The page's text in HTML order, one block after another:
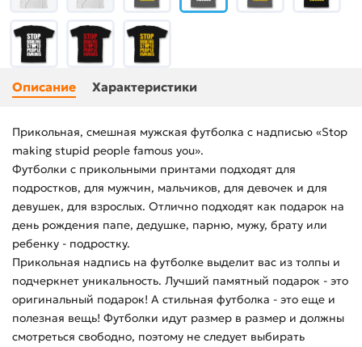
Описание Характеристики
Прикольная, смешная мужская футболка с надписью «Stop
making stupid people famous you».
Футболки с прикольными принтами подходят для
подростков, для мужчин, мальчиков, для девочек и для
девушек, для взрослых. Отлично подходят как подарок на
день рождения папе, дедушке, парню, мужу, брату или
ребенку - подростку.
Прикольная надпись на футболке выделит вас из толпы и
подчеркнет уникальность. Лучший памятный подарок - это
оригинальный подарок! А стильная футболка - это еще и
полезная вещь! Футболки идут размер в размер и должны
смотреться свободно, поэтому не следует выбирать